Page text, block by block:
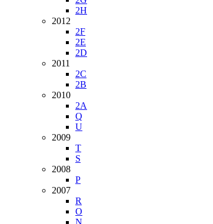
2H
2012
2F
2E
2D
2011
2C
2B
2010
2A
Q
U
2009
T
S
2008
P
2007
R
O
N